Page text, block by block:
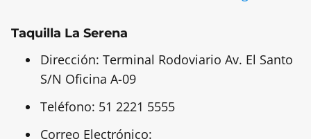
Taquilla La Serena
Dirección: Terminal Rodoviario Av. El Santo
S/N Oficina A-09
Teléfono: 51 2221 5555
Correo Electrónico: